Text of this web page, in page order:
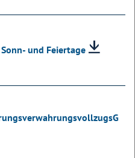
und Feiertage